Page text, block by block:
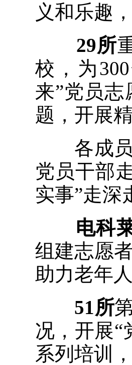
义和乐趣
29所
校，为
来”党员
题，开展
各成员
党员干部
实事”走深
电科
组建志愿
助力老年
51所
况，开展“
系列培训